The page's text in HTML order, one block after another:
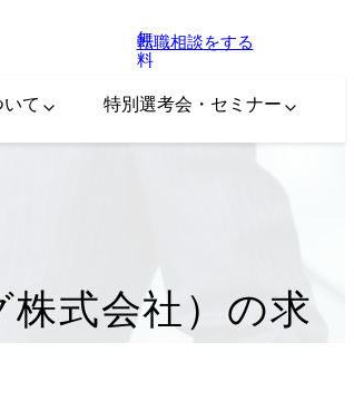
無
料
転職相談をする
て 特別選考会・セミナー
式会社）の求